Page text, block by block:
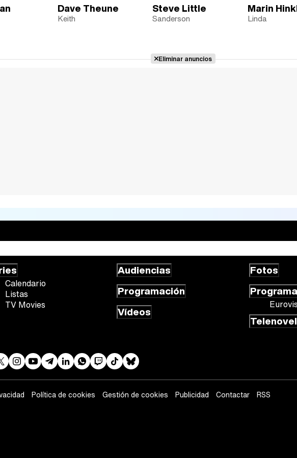
Dave Theune
Keith
Steve Little
Sanderson
Marin
Linda
Eliminar anuncios
Calendario
Listas
TV Movies
Audiencias
Programación
Vídeos
Fotos
Política de cookies Gestión de cookies Publicidad Contactar
RSS